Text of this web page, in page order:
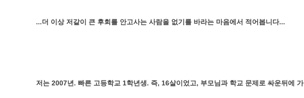
...더 이상 저같이 큰 후회를 안고사는 사람을 없기를 바라는 마음에서 적어봅니다...
저는 2007년. 빠른 고등학교 1학년생. 즉, 16살이었고, 부모님과 학교 문제로 싸운뒤에